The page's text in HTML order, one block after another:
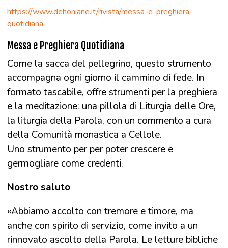
https://www.dehoniane.it/rivista/messa-e-preghiera-
quotidiana
Messa e Preghiera Quotidiana
Come la sacca del pellegrino, questo strumento
accompagna ogni giorno il cammino di fede. In
formato tascabile, offre strumenti per la preghiera
e la meditazione: una pillola di Liturgia delle Ore,
la liturgia della Parola, con un commento a cura
della Comunità monastica a Cellole.
Uno strumento per per poter crescere e
germogliare come credenti.
Nostro saluto
«Abbiamo accolto con tremore e timore, ma
anche con spirito di servizio, come invito a un
rinnovato ascolto della Parola. Le letture bibliche